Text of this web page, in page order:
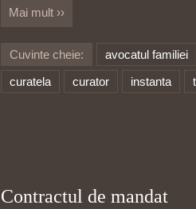
Mai mult ››
Cuvinte cheie: avocatul familiei
curatela
curator instanta
Contractul de mandat